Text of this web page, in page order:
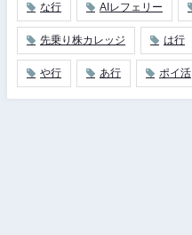
な行 AIレフェリー
先乗り株カレッジ は行
や行 あ行 ポイ活